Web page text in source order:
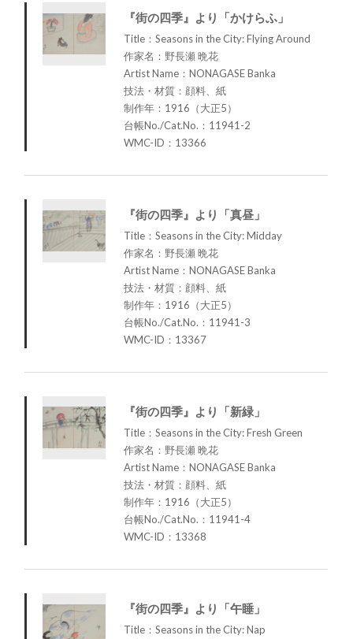
『街の四季』より「かけらふ」
Title：Seasons in the City: Flying Around
作家名：野長瀬 晩花
Artist Name：NONAGASE Banka
技法・材質：顔料、紙
制作年：1916（大正5）
台帳No./Cat.No.：11941-2
WMC-ID：13366
『街の四季』より「真昼」
Title：Seasons in the City: Midday
作家名：野長瀬 晩花
Artist Name：NONAGASE Banka
技法・材質：顔料、紙
制作年：1916（大正5）
台帳No./Cat.No.：11941-3
WMC-ID：13367
『街の四季』より「新緑」
Title：Seasons in the City: Fresh Green
作家名：野長瀬 晩花
Artist Name：NONAGASE Banka
技法・材質：顔料、紙
制作年：1916（大正5）
台帳No./Cat.No.：11941-4
WMC-ID：13368
『街の四季』より「午睡」
Title：Seasons in the City: Nap